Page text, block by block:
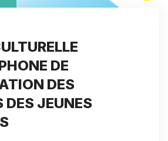
DE
DES
DES JEUNES